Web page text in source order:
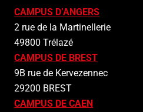
CAMPUS D’ANGERS
2 rue de la Martinellerie
49800 Trélazé
CAMPUS DE BREST
9B rue de Kervezennec
29200 BREST
CAMPUS DE CAEN